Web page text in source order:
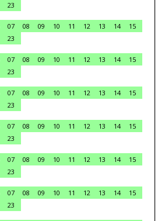
23
07 08 09 10 11 12 13 14
15
23
07 08 09 10 11 12 13 14
15
23
07 08 09 10 11 12 13 14
15
23
07 08 09 10 11 12 13 14
15
23
07 08 09 10 11 12 13 14
15
23
07 08 09 10 11 12 13 14
15
23